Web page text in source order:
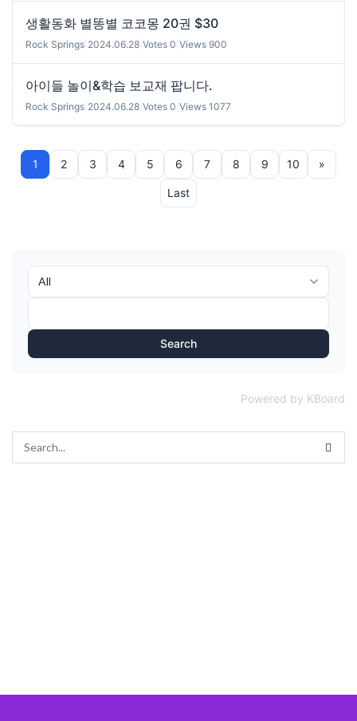
생활동화 별똥별 코코몽 20권 $30
Rock Springs 2024.06.28 Votes 0 Views 900
아이들 놀이&학습 보교재 팝니다.
Rock Springs 2024.06.28 Votes 0 Views 1077
1 2 3 4 5 6 7 8 9 10 »
Last
Search
Powered by KBoard